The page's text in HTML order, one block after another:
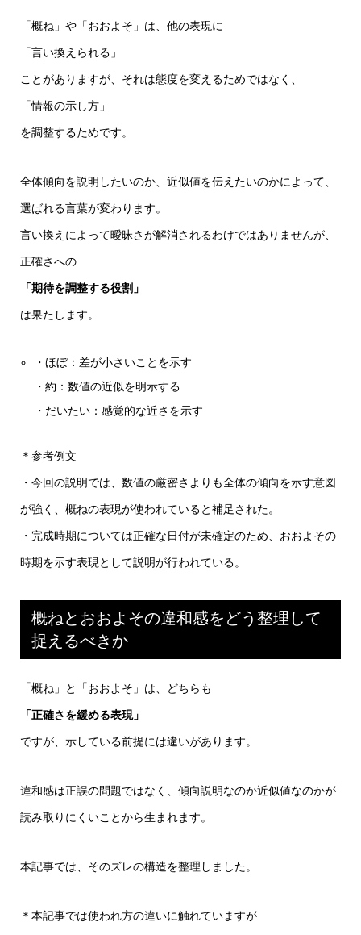
「概ね」や「おおよそ」は、他の表現に
「言い換えられる」
ことがありますが、それは態度を変えるためではなく、
「情報の示し方」
を調整するためです。
全体傾向を説明したいのか、近似値を伝えたいのかによって、
選ばれる言葉が変わります。
言い換えによって曖昧さが解消されるわけではありませんが、
正確さへの
「期待を調整する役割」
は果たします。
・ほぼ：差が小さいことを示す
・約：数値の近似を明示する
・だいたい：感覚的な近さを示す
＊参考例文
・今回の説明では、数値の厳密さよりも全体の傾向を示す意図
が強く、概ねの表現が使われていると補足された。
・完成時期については正確な日付が未確定のため、おおよその
時期を示す表現として説明が行われている。
概ねとおおよその違和感をどう整理して
捉えるべきか
「概ね」と「おおよそ」は、どちらも
「正確さを緩める表現」
ですが、示している前提には違いがあります。
違和感は正誤の問題ではなく、傾向説明なのか近似値なのかが
読み取りにくいことから生まれます。
本記事では、そのズレの構造を整理しました。
＊本記事では使われ方の違いに触れていますが